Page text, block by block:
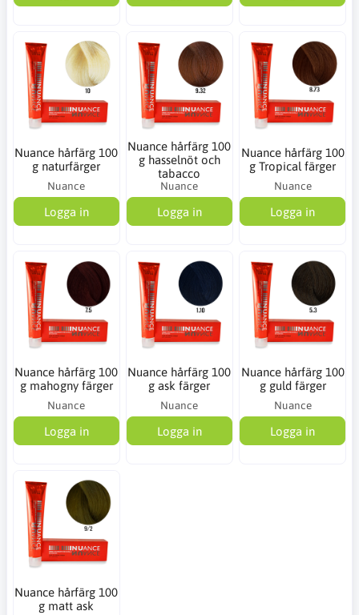
Nuance hårfärg 100
g naturfärger
Nuance
Logga in
Nuance hårfärg 100
g hasselnöt och
tabacco
Nuance
Logga in
Nuance hårfärg 100
g Tropical färger
Nuance
Logga in
Nuance hårfärg 100
g mahogny färger
Nuance
Logga in
Nuance hårfärg 100
g ask färger
Nuance
Logga in
Nuance hårfärg 100
g guld färger
Nuance
Logga in
Nuance hårfärg 100
g matt ask